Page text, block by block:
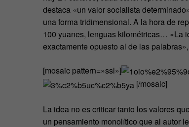
destaca «un valor socialista
una forma tridimensional. A la hora de
100 yuanes, lenguas kilométricas… «La
exactamente opuesto al de las
[mosaic pattern=»ssl»]
[/mosaic]
La idea no es criticar tanto los valores
un pensamiento monolítico que al autor